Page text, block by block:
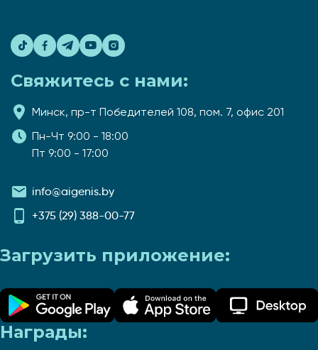
Свяжитесь с нами:
Минск, пр-т Победителей 108, пом. 7, офис 201
Пн-Чт 9:00 - 18:00
Пт 9:00 - 17:00
info@aigenis.by
+375 (29) 388-00-77
Загрузить приложение:
Награды: